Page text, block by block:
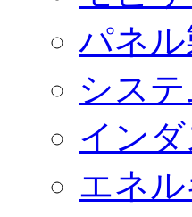
パネ
シス
イン
エネ